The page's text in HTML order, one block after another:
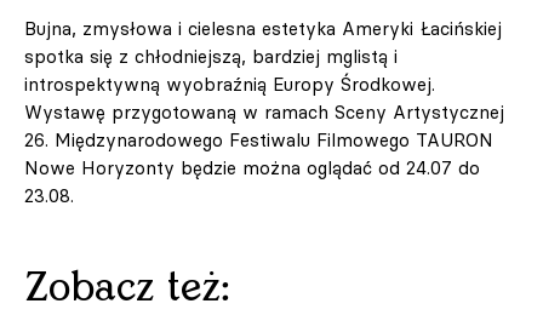
Bujna, zmysłowa i cielesna estetyka Ameryki Łacińskiej
spotka się z chłodniejszą, bardziej mglistą i
introspektywną wyobraźnią Europy Środkowej.
Wystawę przygotowaną w ramach Sceny Artystycznej
26. Międzynarodowego Festiwalu Filmowego TAURON
Nowe Horyzonty będzie można oglądać od 24.07 do
23.08.
Zobacz też: